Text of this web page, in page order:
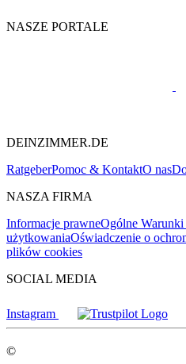
NASZE PORTALE
DEINZIMMER.DE
RatgeberPomoc & KontaktO nas
NASZA FIRMA
Informacje prawneOgólne
użytkowaniaOświadczenie o
plików cookies
SOCIAL MEDIA
Instagram
©